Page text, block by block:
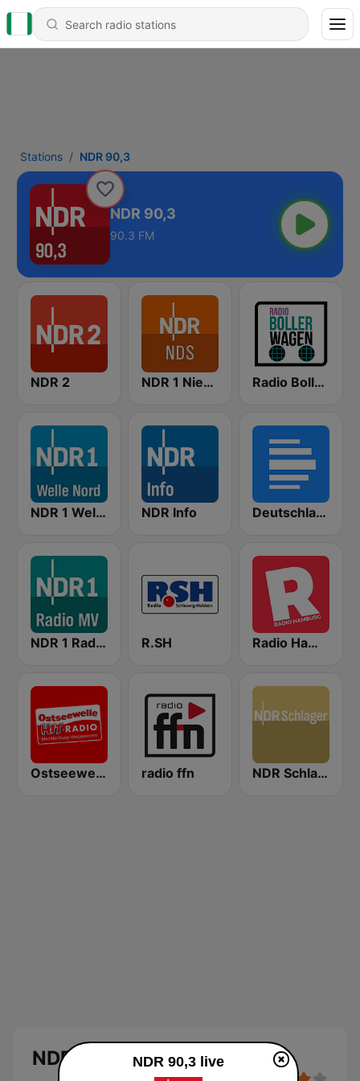
Stations NDR 90,3
NDR 90,3
90.3 FM
NDR 2 NDR 1 Niedersachsen Radio Bollerwagen
NDR 1 Welle Nord Flensburg NDR Info Deutschlandfunk
NDR 1 Radio MV R.SH Radio Hamburg
Ostseewelle Hit-Radio 105.6 radio ffn NDR Schlager
NDR 90,3 NDR 90,3 live